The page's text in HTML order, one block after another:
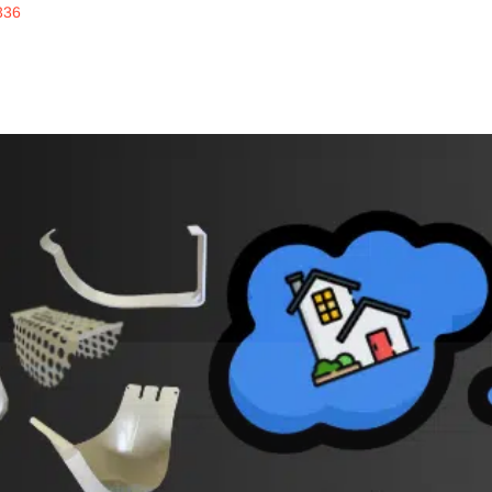
artikel menarik untuk disimak, seputar